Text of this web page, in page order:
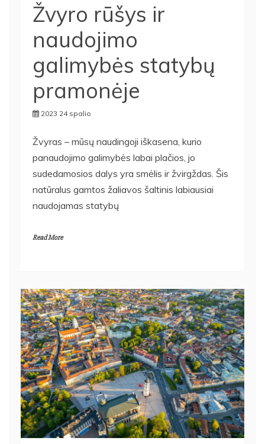
Žvyro rūšys ir
naudojimo
galimybės statybų
pramonėje
2023 24 spalio
Žvyras – mūsų naudingoji iškasena, kurio
panaudojimo galimybės labai plačios, jo
sudedamosios dalys yra smėlis ir žvirgždas. Šis
natūralus gamtos žaliavos šaltinis labiausiai
naudojamas statybų
Read More